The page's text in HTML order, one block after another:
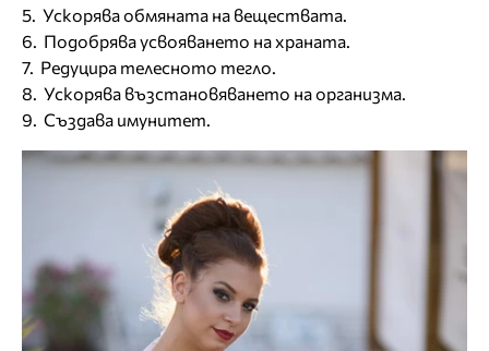
5. Ускорява обмяната на веществата.
6. Подобрява усвояването на храната.
7. Редуцира телесното тегло.
8. Ускорява възстановяването на организма.
9. Създава имунитет.